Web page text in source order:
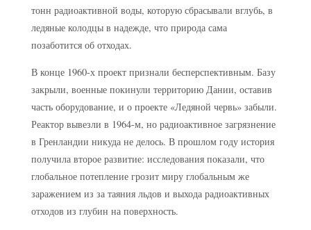
тонн радиоактивной воды, которую сбрасывали вглубь, в
ледяные колодцы в надежде, что природа сама
позаботится об отходах.
В конце 1960-х проект признали бесперспективным. Базу
закрыли, военные покинули территорию Дании, оставив
часть оборудование, и о проекте «Ледяной червь» забыли.
Реактор вывезли в 1964-м, но радиоактивное загрязнение
в Гренландии никуда не делось. В прошлом году история
получила второе развитие: исследования показали, что
глобальное потепление грозит миру глобальным же
заражением из за таяния льдов и выхода радиоактивных
отходов из глубин на поверхность.